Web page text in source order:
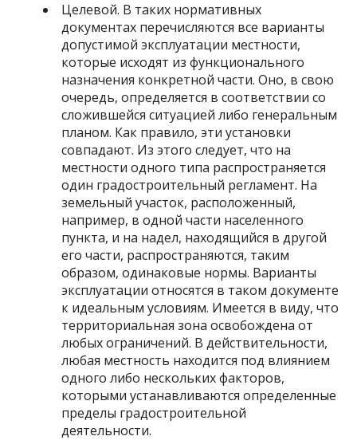
Целевой. В таких нормативных
документах перечисляются все варианты
допустимой эксплуатации местности,
которые исходят из функционального
назначения конкретной части. Оно, в свою
очередь, определяется в соответствии со
сложившейся ситуацией либо генеральным
планом. Как правило, эти установки
совпадают. Из этого следует, что на
местности одного типа распространяется
один градостроительный регламент. На
земельный участок, расположенный,
например, в одной части населенного
пункта, и на надел, находящийся в другой
его части, распространяются, таким
образом, одинаковые нормы. Варианты
эксплуатации относятся в таком документе
к идеальным условиям. Имеется в виду, что
территориальная зона освобождена от
любых ограничений. В действительности,
любая местность находится под влиянием
одного либо нескольких факторов,
которыми устанавливаются определенные
пределы градостроительной
деятельности.